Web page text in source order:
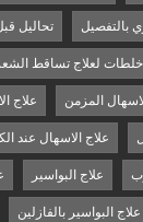
بالتفصيل تحاليل
خلطات لعلاج تساقط
المزمن علاج
علاج الاسهال عند
علاج البواسير
علاج البواسير بالفازلين